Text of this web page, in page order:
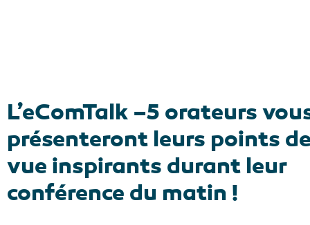
L’eComTalk –5 orateurs
présenteront leurs points
vue inspirants durant leur
conférence du matin !